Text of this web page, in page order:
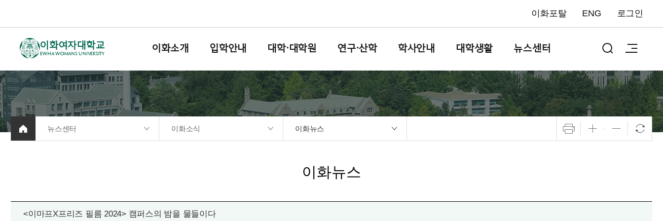
이화포탈 ENG 로그인
이화여자대학교
EWHA WOMANS UNIVERSITY
이화소개 입학안내 대학·대학원 연구·산학 학사안내 대학생활 뉴스센터
뉴스센터 이화소식 이화뉴스
이화뉴스
<이마프X프리즈 필름 2024> 캠퍼스의 밤을 물들이다